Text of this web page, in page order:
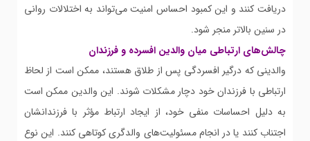
دریافت کنند و این کمبود احساس امنیت می‌تواند به اختلالات روانی
در سنین بالاتر منجر شود.
چالش‌های ارتباطی میان والدین افسرده و فرزندان
والدینی که درگیر افسردگی پس از طلاق هستند، ممکن است از لحاظ
ارتباطی با فرزندان خود دچار مشکلات شوند. این والدین ممکن است
به دلیل احساسات منفی خود، از ایجاد ارتباط مؤثر با فرزندانشان
اجتناب کنند یا در انجام مسئولیت‌های والدگری کوتاهی کنند. این نوع